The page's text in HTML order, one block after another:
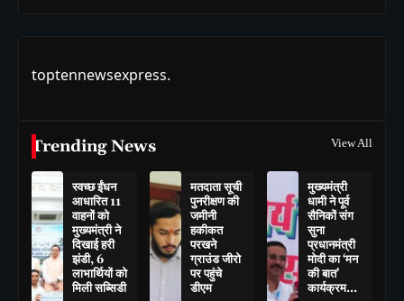
toptennewsexpress.
Trending News View All
स्वच्छ ईंधन
आधारित 11
वाहनों को
मुख्यमंत्री ने
दिखाई हरी
झंडी, 6
लाभार्थियों को
मिली सब्सिडी
मतदाता सूची
पुनरीक्षण की
जमीनी
हकीकत
परखने
ग्राउंड जीरो
पर पहुंचे
डीएम
मुख्यमंत्री
धामी ने पूर्व
सैनिकों संग
सुना
प्रधानमंत्री
मोदी का ‘मन
की बात’
कार्यक्रम…